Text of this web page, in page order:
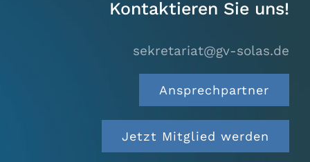
Kontaktieren Sie uns!
sekretariat@gv-solas.de
Ansprechpartner
Jetzt Mitglied werden